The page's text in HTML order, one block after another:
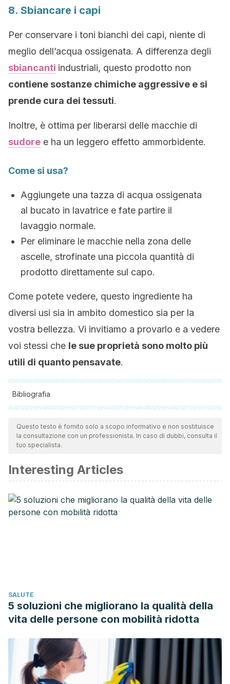
8. Sbiancare i capi
Per conservare i toni bianchi dei capi, niente di
meglio dell’acqua ossigenata. A differenza degli
sbiancanti industriali, questo prodotto non
contiene sostanze chimiche aggressive e si
prende cura dei tessuti.
Inoltre, è ottima per liberarsi delle macchie di
sudore e ha un leggero effetto ammorbidente.
Come si usa?
Aggiungete una tazza di acqua ossigenata
al bucato in lavatrice e fate partire il
lavaggio normale.
Per eliminare le macchie nella zona delle
ascelle, strofinate una piccola quantità di
prodotto direttamente sul capo.
Come potete vedere, questo ingrediente ha
diversi usi sia in ambito domestico sia per la
vostra bellezza. Vi invitiamo a provarlo e a vedere
voi stessi che le sue proprietà sono molto più
utili di quanto pensavate.
Bibliografia
Tutte le fonti citate sono state esaminate a fondo dal nostro
team per garantirne la qualità, l'affidabilità, l'attualità e la
validità. La bibliografia di questo articolo è stata considerata
Hydrogen Peroxide is Scavenged by Ascorbate-specific
Peroxidase in Spinach Chloroplasts. (2017). Plant and Cell
Physiology.
https://doi.org/10.1093/oxfordjournals.pcp.a076232
Biochemistry and Biophysics.
https://doi.org/10.1016/j.abb.2013.09.004
Whitney King, D. (1998). Role of carbonate speciation on
the oxidation rate of Fe(II) in aquatic systems.
Environmental Science and Technology.
https://doi.org/10.1021/es980206o
Questo testo è fornito solo a scopo informativo e non sostituisce
la consultazione con un professionista. In caso di dubbi, consulta il
tuo specialista.
Interesting Articles
SALUTE
5 soluzioni che migliorano la qualità della
vita delle persone con mobilità ridotta